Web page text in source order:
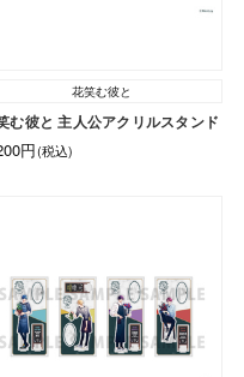
花笑む彼と
む彼と 主人公アクリルスタンド
円(税込)